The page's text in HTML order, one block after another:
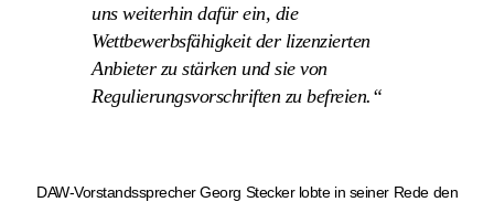
uns weiterhin dafür ein, die
Wettbewerbsfähigkeit der lizenzierten
Anbieter zu stärken und sie von
Regulierungsvorschriften zu befreien.“
DAW-Vorstandssprecher Georg Stecker lobte in seiner Rede den